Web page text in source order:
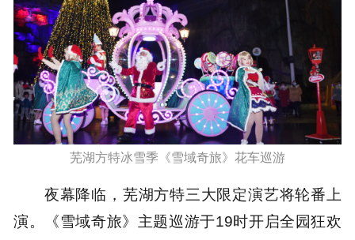
芜湖方特冰雪季《雪域奇旅》花车巡游
夜幕降临，芜湖方特三大限定演艺将轮番上
演。《雪域奇旅》主题巡游于19时开启全园狂欢